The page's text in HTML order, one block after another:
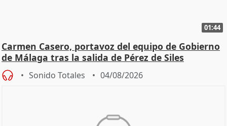
01:44
Carmen Casero, portavoz del equipo de Gobierno
de Málaga tras la salida de Pérez de Siles
Sonido Totales 04/08/2026